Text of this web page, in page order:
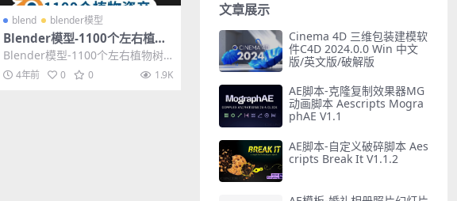
blend blender模型
Blender模型-1100个左右植物
树木资产库模型预设合集
Blender模型-1100个左右植物树
木资产库模型预设合集，注意打开
后没有贴图...
4年前 0 0 1.9K
文章展示
Cinema 4D 三维包装建模软
件C4D 2024.0.0 Win 中文
版/英文版/破解版
AE脚本-克隆复制效果器MG
动画脚本 Aescripts Mogra
phAE V1.1
AE脚本-自定义破碎脚本 Aes
cripts Break It V1.1.2